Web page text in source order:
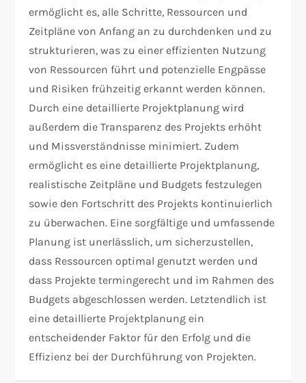
ermöglicht es, alle Schritte, Ressourcen und
Zeitpläne von Anfang an zu durchdenken und zu
strukturieren, was zu einer effizienten Nutzung
von Ressourcen führt und potenzielle Engpässe
und Risiken frühzeitig erkannt werden können.
Durch eine detaillierte Projektplanung wird
außerdem die Transparenz des Projekts erhöht
und Missverständnisse minimiert. Zudem
ermöglicht es eine detaillierte Projektplanung,
realistische Zeitpläne und Budgets festzulegen
sowie den Fortschritt des Projekts kontinuierlich
zu überwachen. Eine sorgfältige und umfassende
Planung ist unerlässlich, um sicherzustellen,
dass Ressourcen optimal genutzt werden und
dass Projekte termingerecht und im Rahmen des
Budgets abgeschlossen werden. Letztendlich ist
eine detaillierte Projektplanung ein
entscheidender Faktor für den Erfolg und die
Effizienz bei der Durchführung von Projekten.